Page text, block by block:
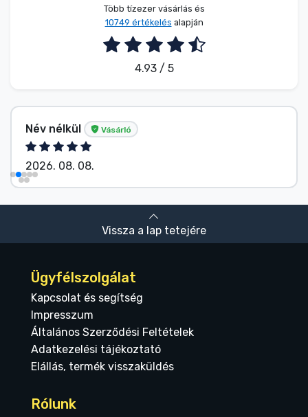
Több tízezer vásárlás és
10749 értékelés alapján
4.93 / 5
Név nélkül Vásárló
2026. 08. 08.
Vissza a lap tetejére
Ügyfélszolgálat
Kapcsolat és segítség
Impresszum
Általános Szerződési Feltételek
Adatkezelési tájékoztató
Elállás, termék visszaküldés
Rólunk